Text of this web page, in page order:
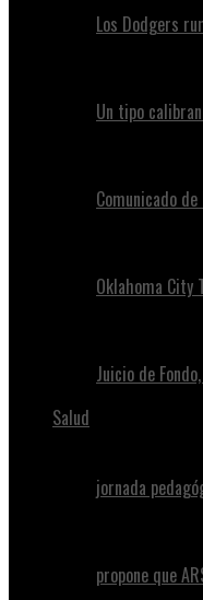
Los Dodgers
Un tipo
Comunicado de
Oklahoma City
Juicio de
Salud
jornada
propone que